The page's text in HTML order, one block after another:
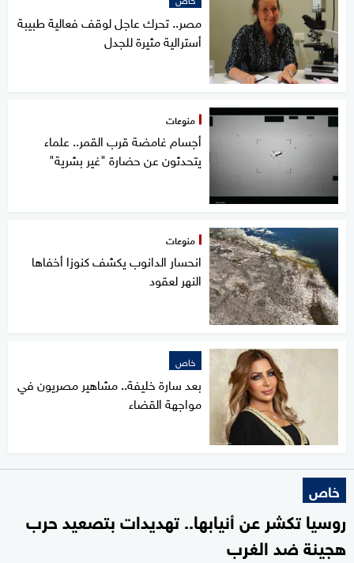
مصر.. تحرك عاجل لوقف فعالية طبيبة
أسترالية مثيرة للجدل
منوعات
أجسام غامضة قرب القمر.. علماء
يتحدثون عن حضارة "غير بشرية"
منوعات
انحسار الدانوب يكشف كنوزا أخفاها
النهر لعقود
خاص
بعد سارة خليفة.. مشاهير مصريون في
مواجهة القضاء
خاص
روسيا تكشر عن أنيابها.. تهديدات بتصعيد حرب
هجينة ضد الغرب